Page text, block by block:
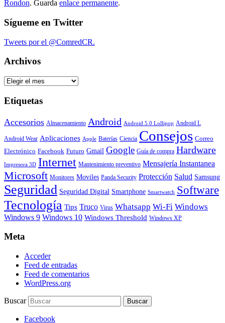
Rondon. Guarda enlace permanente.
Sígueme en Twitter
Tweets por el @ComredCR.
Archivos
Archivos
Etiquetas
Accesorios Almacenamiento Android Android 5.0 Lollipop Android L
Android Wear Aplicaciones Apple Baterías Ciencia Consejos Correo
Electrónico Facebook Futuro Gmail Google Guía de compra Hardware
Impresora 3D Internet Mantenimiento preventivo Mensajería Instantanea
Microsoft Monitores Moviles Panda Security Protección Salud Samsung
Seguridad Seguridad Digital Smartphone Smartwatch Software
Tecnología Tips Truco Virus Whatsapp Wi-Fi Windows
Windows 9 Windows 10 Windows Threshold Windows XP
Meta
Acceder
Feed de entradas
Feed de comentarios
WordPress.org
Buscar
Facebook